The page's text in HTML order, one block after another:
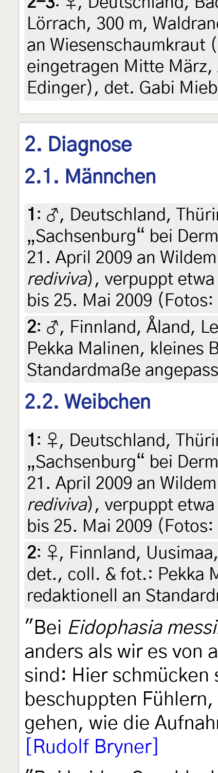
Lörrach, 300 m,
an Wiesenschaumkraut (
eingetragen Mitte
Edinger), det. Gabi
2. Diagnose
2.1. Männchen
1 : ♂, Deutschland,
„Sachsenburg“ bei
21. April 2009 an
rediviva), verpuppt
bis 25. Mai 2009
2: ♂, Finnland, Åland,
Pekka Malinen, kleines
Standardmaße
2.2. Weibchen
1 : ♀, Deutschland,
„Sachsenburg“ bei
21. April 2009 an
rediviva), verpuppt
bis 25. Mai 2009
2: ♀, Finnland,
det., coll. & fot.: Pekka
redaktionell an
"Bei Eidophasia
anders als wir es von
sind: Hier
beschuppten
gehen, wie die
[Rudolf Bryner]